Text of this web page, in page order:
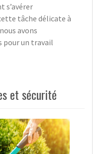
s’avérer
tâche délicate à
avons
pour un travail
et sécurité